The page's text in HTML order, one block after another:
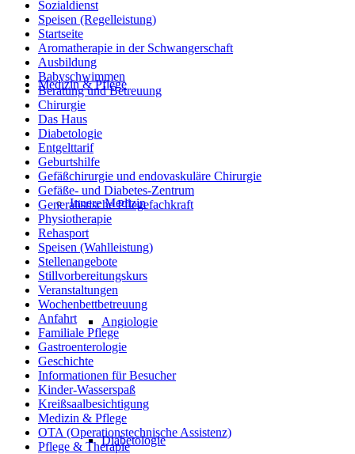
Medizin & Pflege
Innere Medizin
Angiologie
Diabetologie
Sozialdienst
Speisen (Regelleistung)
Startseite
Aromatherapie in der Schwangerschaft
Ausbildung
Babyschwimmen
Beratung und Betreuung
Chirurgie
Das Haus
Diabetologie
Entgelttarif
Geburtshilfe
Gefäßchirurgie und endovaskuläre Chirurgie
Gefäße- und Diabetes-Zentrum
Generalistische Pflegefachkraft
Physiotherapie
Rehasport
Speisen (Wahlleistung)
Stellenangebote
Stillvorbereitungskurs
Veranstaltungen
Wochenbettbetreuung
Anfahrt
Familiale Pflege
Gastroenterologie
Geschichte
Informationen für Besucher
Kinder-Wasserspaß
Kreißsaalbesichtigung
Medizin & Pflege
OTA (Operationstechnische Assistenz)
Pflege & Therapie